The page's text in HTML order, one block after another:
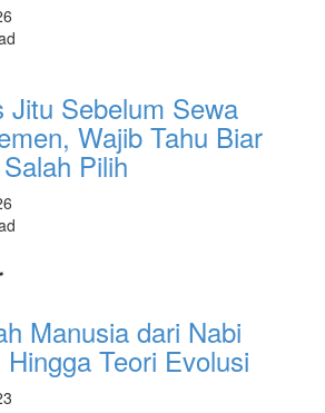
Jitu Sebelum Sewa
Wajib Tahu Biar
Pilih
Manusia dari Nabi
Teori Evolusi